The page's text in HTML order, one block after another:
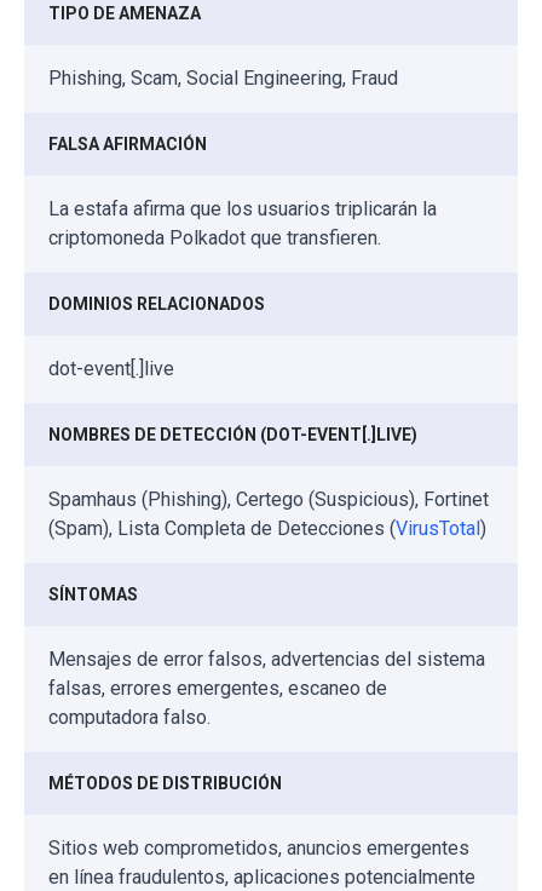
TIPO DE AMENAZA
Phishing, Scam, Social Engineering, Fraud
FALSA AFIRMACIÓN
La estafa afirma que los usuarios triplicarán la
criptomoneda Polkadot que transfieren.
DOMINIOS RELACIONADOS
dot-event[.]live
NOMBRES DE DETECCIÓN (DOT-EVENT[.]LIVE)
Spamhaus (Phishing), Certego (Suspicious), Fortinet
(Spam), Lista Completa de Detecciones (VirusTotal )
SÍNTOMAS
Mensajes de error falsos, advertencias del sistema
falsas, errores emergentes, escaneo de
computadora falso.
MÉTODOS DE DISTRIBUCIÓN
Sitios web comprometidos, anuncios emergentes
en línea fraudulentos, aplicaciones potencialmente